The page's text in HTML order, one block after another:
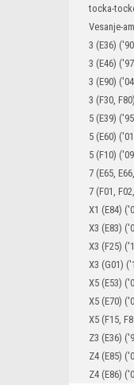
tocka-
Vesanje-
3 (E36)
3 (E46)
3 (E90)
3 (F30,
5 (E39)
5 (E60)
5 (F10)
7 (E65,
7 (F01,
X1 (E84)
X3 (E83)
X3 (F25)
X3 (G01)
X5 (E53)
X5 (E70)
X5 (F15,
Z3 (E36)
Z4 (E85)
Z4 (E86)